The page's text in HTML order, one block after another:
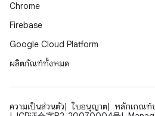
Chrome
Firebase
Google Cloud Platform
ผลิตภัณฑ์ทั้งหมด
ความเป็นส่วนตัว ใบอนุญาต
หลักเกณฑ์